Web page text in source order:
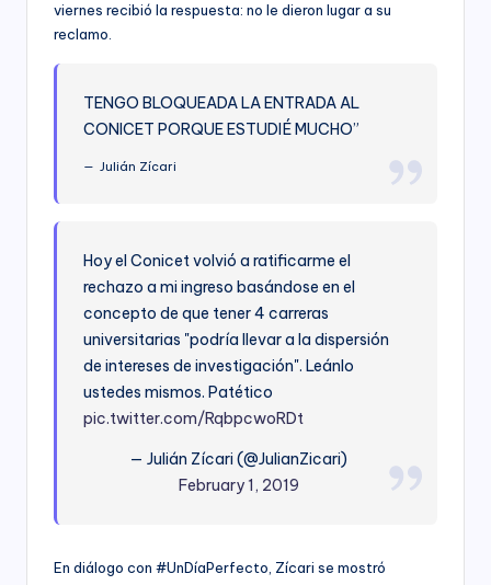
viernes recibió la respuesta: no le dieron lugar a su
reclamo.
TENGO BLOQUEADA LA ENTRADA AL
CONICET PORQUE ESTUDIÉ MUCHO”
Julián Zícari
Hoy el Conicet volvió a ratificarme el
rechazo a mi ingreso basándose en el
concepto de que tener 4 carreras
universitarias "podría llevar a la dispersión
de intereses de investigación". Leánlo
ustedes mismos. Patético
pic.twitter.com/RqbpcwoRDt
— Julián Zícari (@JulianZicari)
February 1, 2019
En diálogo con #UnDíaPerfecto, Zícari se mostró